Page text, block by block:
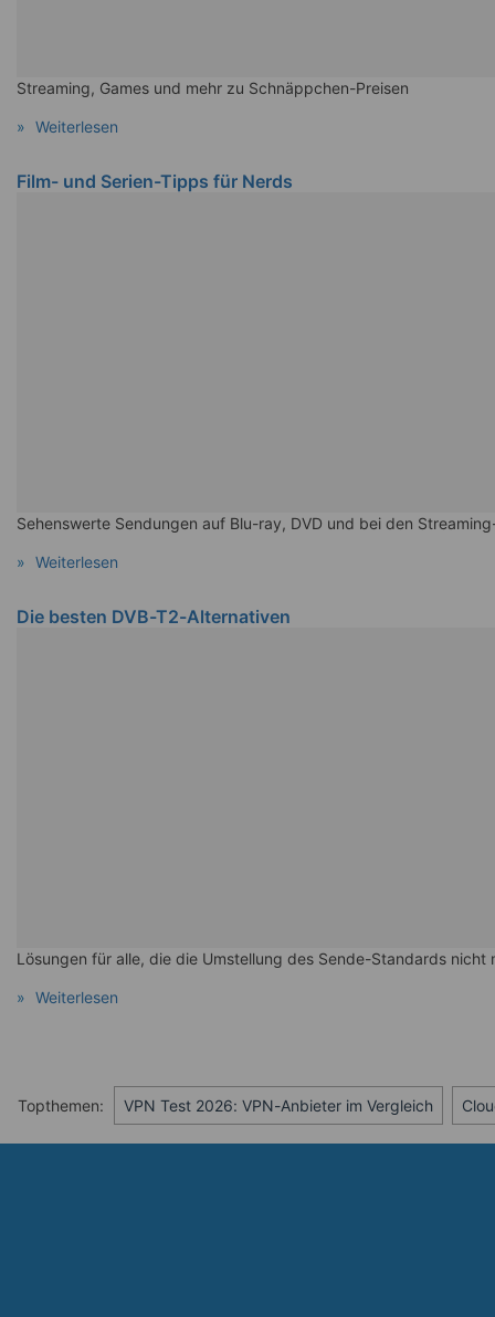
Streaming, Games und mehr zu Schnäppchen-Preisen
Weiterlesen
Film- und Serien-Tipps für Nerds
Sehenswerte Sendungen auf Blu-ray, DVD und bei den
Weiterlesen
Die besten DVB-T2-Alternativen
Lösungen für alle, die die Umstellung des Sende-Standards nicht
Weiterlesen
Topthemen: VPN Test 2026: VPN-Anbieter im Vergleich